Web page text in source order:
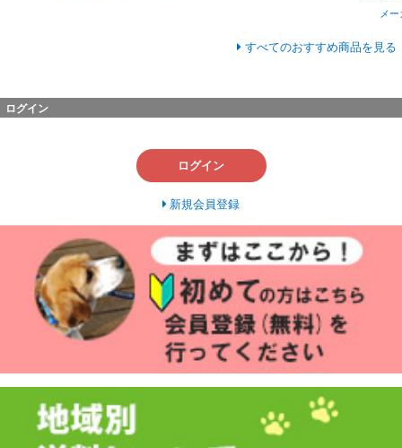
メ
すべてのおすすめ商品を見る
ログイン
ログイン
新規会員登録